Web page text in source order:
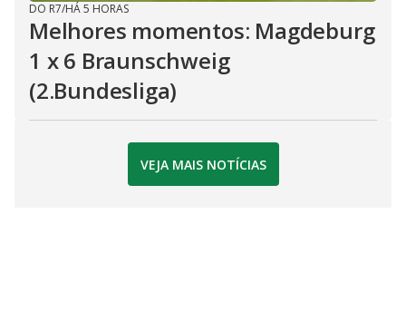
DO R7/HÁ 5 HORAS
Melhores momentos: Magdeburg
1 x 6 Braunschweig
(2.Bundesliga)
VEJA MAIS NOTÍCIAS